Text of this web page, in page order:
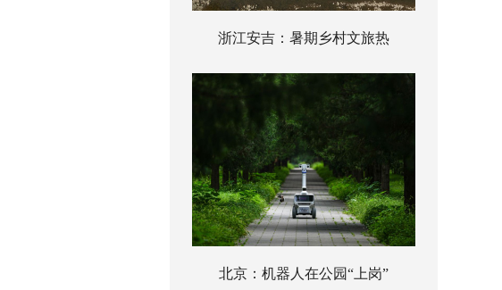
浙江安吉：暑期乡村文旅热
北京：机器人在公园“上岗”